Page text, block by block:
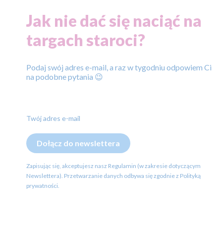
Jak nie dać się naciąć na
targach staroci?
Podaj swój adres e-mail, a raz w tygodniu odpowiem Ci
na podobne pytania 😉
Twój adres e-mail
Dołącz do newslettera
Zapisując się, akceptujesz nasz Regulamin (w zakresie dotyczącym
Newslettera). Przetwarzanie danych odbywa się zgodnie z Polityką
prywatności.